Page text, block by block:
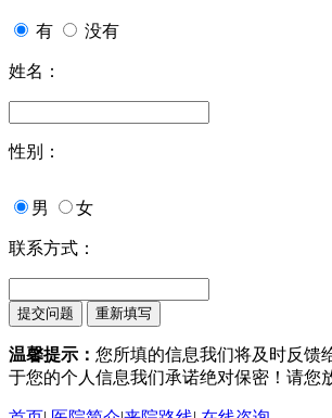
有 没有
姓名：
性别：
男 女
联系方式：
温馨提示： 您所填的信息我们将及时反馈
于您的个人信息我们承诺绝对保密！请您